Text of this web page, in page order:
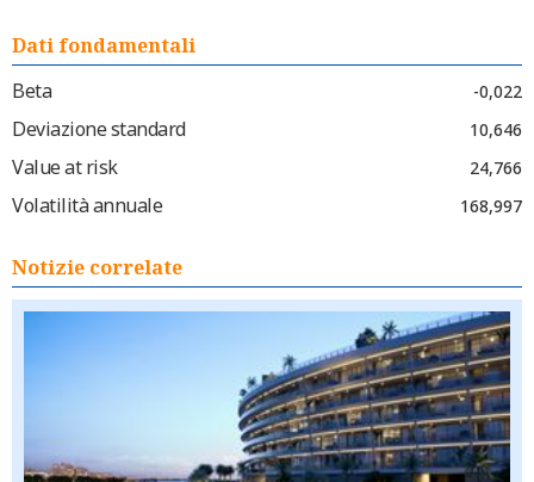
Dati fondamentali
Beta
-0,022
Deviazione standard 10,646
Value at risk 24,766
Volatilità annuale 168,997
Notizie correlate